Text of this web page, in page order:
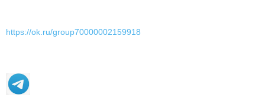
https://ok.ru/group70000002159918